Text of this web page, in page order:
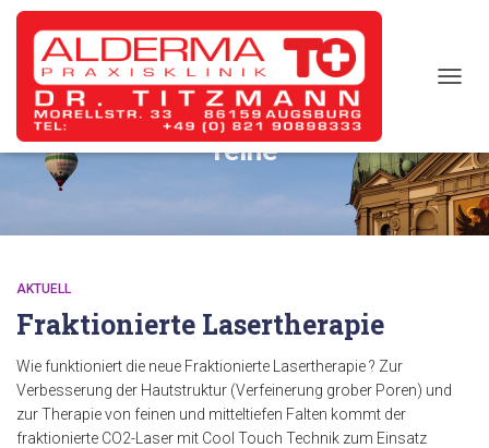
feine
AKTUELL
Fraktionierte Lasertherapie
Wie funktioniert die neue Fraktionierte Lasertherapie ? Zur
Verbesserung der Hautstruktur (Verfeinerung grober Poren) und
zur Therapie von feinen und mitteltiefen Falten kommt der
fraktionierte CO2-Laser mit Cool Touch Technik zum Einsatz